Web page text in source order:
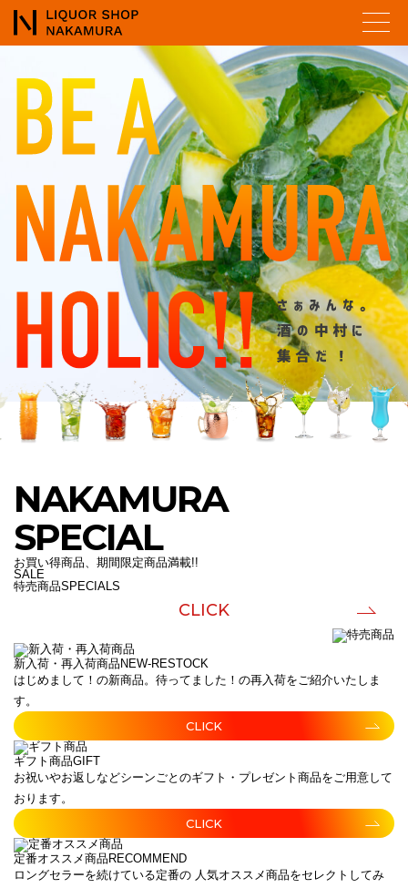
NAKAMURA
SPECIAL
お買い得商品、期間限定商品満載!!
SALE
特売商品SPECIALS
CLICK
新入荷・再入荷商品 NEW-RESTOCK
はじめまして！の新商品。待ってました！の再入荷をご紹介いたしま
す。
CLICK
ギフト商品GIFT
お祝いやお返しなどシーンごとのギフト・プレゼント商品をご用意して
おります。
CLICK
定番オススメ商品 RECOMMEND
ロングセラーを続けている定番の 人気オススメ商品をセレクトしてみ